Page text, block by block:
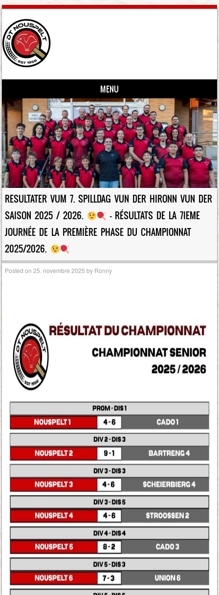
MENU
Skip to content
RESULTATER VUM 7. SPILLDAG VUN DER HIRONN VUN DER
SAISON 2025 / 2026.
– RÉSULTATS DE LA 7IEME
JOURNÉE DE LA PREMIÈRE PHASE DU CHAMPIONNAT
2025/2026.
Posted on25. novembre 2025 by Ronny